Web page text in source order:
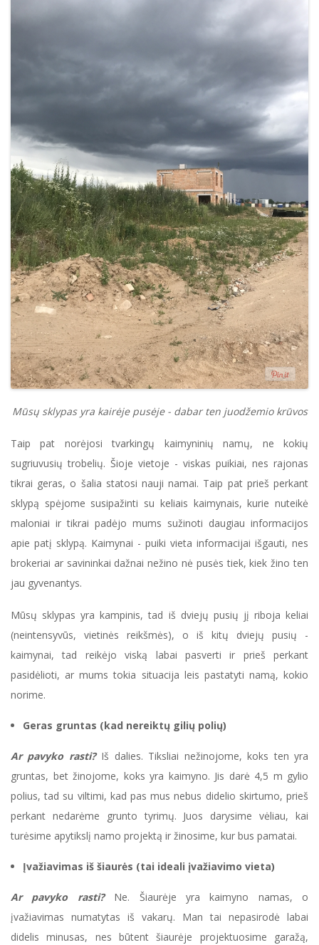
Mūsų sklypas yra kairėje pusėje - dabar ten juodžemio krūvos
Taip pat norėjosi tvarkingų kaimyninių namų, ne kokių
sugriuvusių trobelių. Šioje vietoje - viskas puikiai, nes rajonas
tikrai geras, o šalia statosi nauji namai. Taip pat prieš perkant
sklypą spėjome susipažinti su keliais kaimynais, kurie nuteikė
maloniai ir tikrai padėjo mums sužinoti daugiau informacijos
apie patį sklypą. Kaimynai - puiki vieta informacijai išgauti, nes
brokeriai ar savininkai dažnai nežino nė pusės tiek, kiek žino ten
jau gyvenantys.
Mūsų sklypas yra kampinis, tad iš dviejų pusių jį riboja keliai
(neintensyvūs, vietinės reikšmės), o iš kitų dviejų pusių -
kaimynai, tad reikėjo viską labai pasverti ir prieš perkant
pasidėlioti, ar mums tokia situacija leis pastatyti namą, kokio
norime.
Geras gruntas (kad nereiktų gilių polių)
Ar pavyko rasti?Iš dalies. Tiksliai nežinojome, koks ten yra
gruntas, bet žinojome, koks yra kaimyno. Jis darė 4,5 m gylio
polius, tad su viltimi, kad pas mus nebus didelio skirtumo, prieš
perkant nedarėme grunto tyrimų. Juos darysime vėliau, kai
turėsime apytikslį namo projektą ir žinosime, kur bus pamatai.
Įvažiavimas iš šiaurės (tai ideali įvažiavimo vieta)
Ar pavyko rasti? Ne. Šiaurėje yra kaimyno namas, o
įvažiavimas numatytas iš vakarų. Man tai nepasirodė labai
didelis minusas, nes būtent šiaurėje projektuosime garažą,